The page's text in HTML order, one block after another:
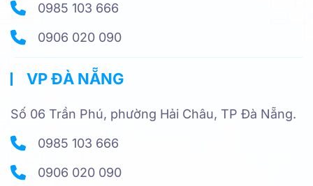
0985 103 666
0906 020 090
VP ĐÀ NẴNG
Số 06 Trần Phú, phường Hải Châu, TP Đà Nẵng.
0985 103 666
0906 020 090